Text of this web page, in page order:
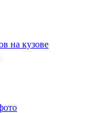
на кузове